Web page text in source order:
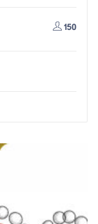
150